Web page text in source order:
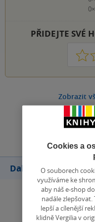
0×
PŘIDEJTE SVÉ
1 2
Zobrazit
Další knihy autora
Cookies a
O souborech
využíváme ke
aby náš e-shop
nadále
lepší a cílenější
klidně Vergilia v